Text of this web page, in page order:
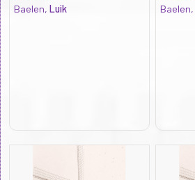
Baelen, Luik